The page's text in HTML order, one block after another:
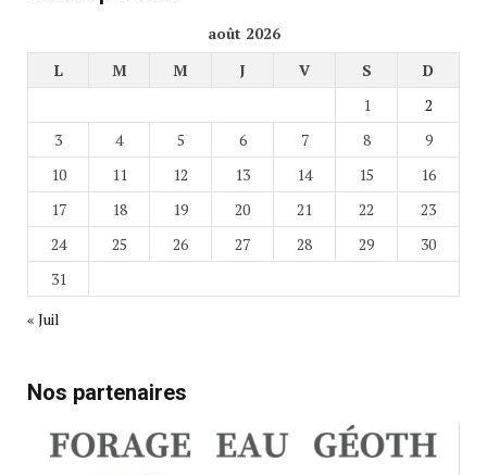
août 2026
L
M M J V S
D
1
2
3
4 5 6 7 8
9
10
11 12 13 14 15
16
17
18 19 20 21 22
23
24
25 26 27 28 29
30
31
« Juil
Nos partenaires